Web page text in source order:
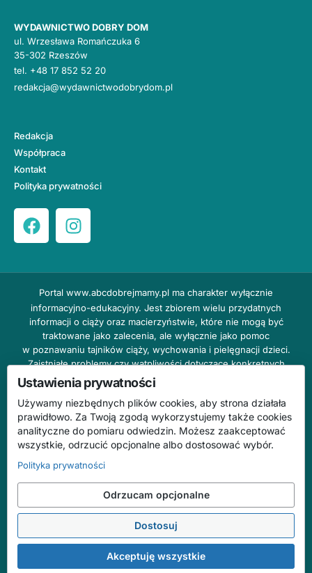
WYDAWNICTWO DOBRY DOM
ul. Wrzesława Romańczuka 6
35-302 Rzeszów
tel. +48 17 852 52 20
redakcja@wydawnictwodobrydom.pl
Redakcja
Współpraca
Kontakt
Polityka prywatności
Portal www.abcdobrejmamy.pl ma charakter wyłącznie
informacyjno-edukacyjny. Jest zbiorem wielu przydatnych
informacji o ciąży oraz macierzyństwie, które nie mogą być
traktowane jako zalecenia, ale wyłącznie jako pomoc
w poznawaniu tajników ciąży, wychowania i pielęgnacji dzieci.
Zaistniałe problemy czy wątpliwości dotyczące konkretnych
przypadków należy bezzwłocznie konsultować z prowadzącym
lekarzem ginekologiem lub innym stosownym specjalistą w danej
dziedzinie. DOBRY DOM nie odpowiada za treść reklam,
nie ponosi również żadnych konsekwencji prawnych ani
odpowiedzialności za następstwa mogące wyniknąć na skutek
zastosowania podanych informacji bez wcześniejszej konsultacji
Na stronie abcdobrejmamy.pl mogą występować wpisy
o charakterze reklamowym.
© 2026 ABC Dobrej Mamy. Wszelkie prawa zastrzeżone.
ze specjalistą.
Ustawienia prywatności
Używamy niezbędnych plików cookies, aby strona działała
prawidłowo. Za Twoją zgodą wykorzystujemy także cookies
analityczne do pomiaru odwiedzin. Możesz zaakceptować
wszystkie, odrzucić opcjonalne albo dostosować wybór.
Polityka prywatności
Odrzucam opcjonalne
Dostosuj
Akceptuję wszystkie